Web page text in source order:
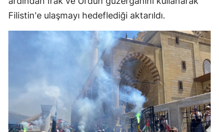
Filistin'e ulaşmayı hedeflediği aktarıldı.